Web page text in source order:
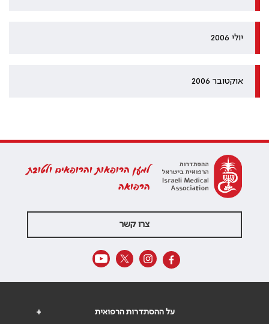
יולי 2006
אוקטובר 2006
למען הרופאות והרופאים ולטובת
הרפואה
צרו קשר
+ על ההסתדרות הרפואית